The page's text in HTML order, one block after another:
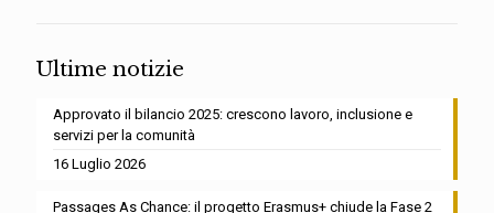
Ultime notizie
Approvato il bilancio 2025: crescono lavoro, inclusione e
servizi per la comunità
16 Luglio 2026
Passages As Chance: il progetto Erasmus+ chiude la Fase 2